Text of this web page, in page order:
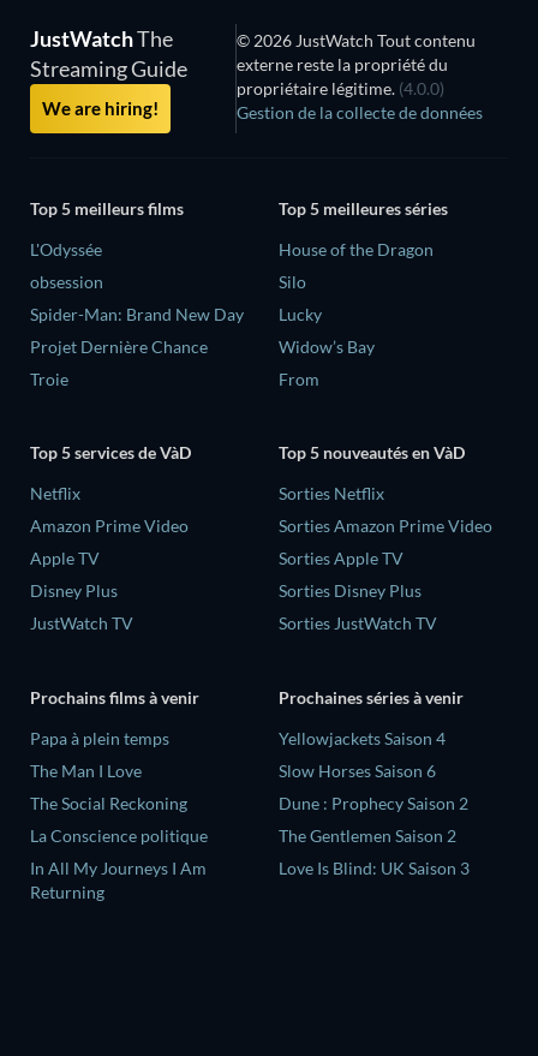
JustWatchThe
Streaming Guide
We are hiring!
© 2026 JustWatch Tout contenu
externe reste la propriété du
propriétaire légitime. (4.0.0)
Gestion de la collecte de données
Top 5 meilleurs films
L'Odyssée
obsession
Spider-Man: Brand New Day
Projet Dernière Chance
Troie
Top 5 meilleures séries
House of the Dragon
Silo
Lucky
Widow’s Bay
From
Top 5 services de VàD
Netflix
Amazon Prime Video
Apple TV
Disney Plus
JustWatch TV
Top 5 nouveautés en VàD
Sorties Netflix
Sorties Amazon Prime Video
Sorties Apple TV
Sorties Disney Plus
Sorties JustWatch TV
Prochains films à venir
‎Papa à plein temps
The Man I Love
The Social Reckoning
La Conscience politique
In All My Journeys I Am
Returning
Prochaines séries à venir
Yellowjackets Saison 4
Slow Horses Saison 6
Dune : Prophecy Saison 2
The Gentlemen Saison 2
Love Is Blind: UK Saison 3